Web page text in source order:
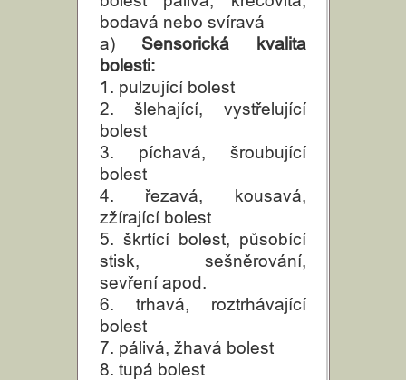
bodavá nebo svíravá
a) Sensorická kvalita
bolesti:
1. pulzující bolest
2. šlehající, vystřelující
bolest
3. píchavá, šroubující
bolest
4. řezavá, kousavá,
zžírající bolest
5. škrtící bolest, působící
stisk, sešněrování,
sevření apod.
6. trhavá, roztrhávající
bolest
7. pálivá, žhavá bolest
8. tupá bolest